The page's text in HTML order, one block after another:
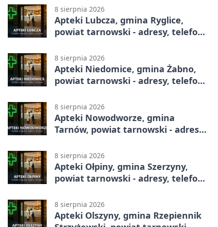
8 sierpnia 2026
Apteki Lubcza, gmina Ryglice,
powiat tarnowski - adresy, telefony,
8 sierpnia 2026
Apteki Niedomice, gmina Żabno,
powiat tarnowski - adresy, telefony,
8 sierpnia 2026
Apteki Nowodworze, gmina
Tarnów, powiat tarnowski - adresy,
8 sierpnia 2026
Apteki Ołpiny, gmina Szerzyny,
powiat tarnowski - adresy, telefony,
8 sierpnia 2026
Apteki Olszyny, gmina Rzepiennik